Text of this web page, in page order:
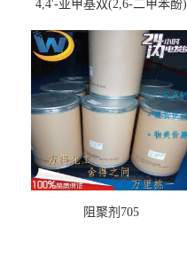
4,4'-亚甲基双(2,6-二甲苯酚)
阻聚剂705